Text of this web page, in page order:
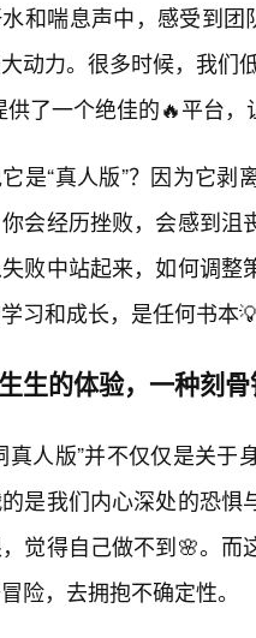
和喘息声中，感受到团
动力。很多时候，我们
供了一个绝佳的🔥平台
是“真人版”？因为它
会经历挫败，会感到
败中站起来，如何调
习和成长，是任何书本
生的体验，一种刻
真人版”并不仅仅是关
是我们内心深处的恐
觉得自己做不到🌸。
险，去拥抱不确定性。